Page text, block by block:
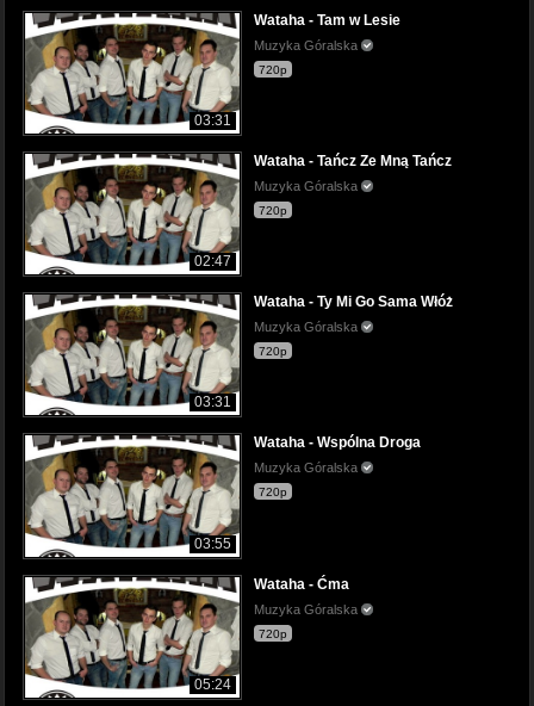
03:31
Wataha - Tam w Lesie
Muzyka Góralska
720p
02:47
Wataha - Tańcz Ze Mną Tańcz
Muzyka Góralska
720p
03:31
Wataha - Ty Mi Go Sama Włóż
Muzyka Góralska
720p
03:55
Wataha - Wspólna Droga
Muzyka Góralska
720p
05:24
Wataha - Ćma
Muzyka Góralska
720p